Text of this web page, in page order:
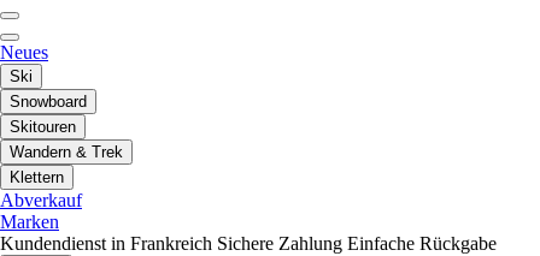
Neues
Ski
Snowboard
Skitouren
Wandern & Trek
Klettern
Abverkauf
Marken
Kundendienst in Frankreich Sichere Zahlung Einfache Rückgabe